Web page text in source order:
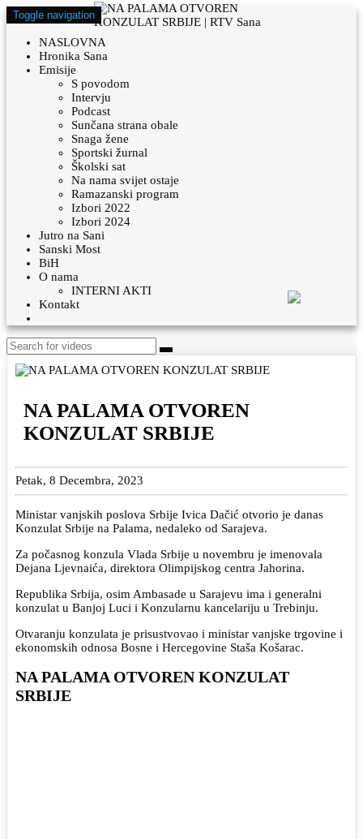
Toggle navigation
NASLOVNA
Hronika Sana
Emisije
S povodom
Intervju
Podcast
Sunčana strana obale
Snaga žene
Sportski žurnal
Školski sat
Na nama svijet ostaje
Ramazanski program
Izbori 2022
Izbori 2024
Jutro na Sani
Sanski Most
BiH
O nama
INTERNI AKTI
Kontakt
NA PALAMA OTVOREN
KONZULAT SRBIJE
Petak, 8 Decembra, 2023
Ministar vanjskih poslova Srbije Ivica Dačić otvorio je danas
Konzulat Srbije na Palama, nedaleko od Sarajeva.
Za počasnog konzula Vlada Srbije u novembru je imenovala
Dejana Ljevnaića, direktora Olimpijskog centra Jahorina.
Republika Srbija, osim Ambasade u Sarajevu ima i generalni
konzulat u Banjoj Luci i Konzularnu kancelariju u Trebinju.
Otvaranju konzulata je prisustvovao i ministar vanjske trgovine i
ekonomskih odnosa Bosne i Hercegovine Staša Košarac.
NA PALAMA OTVOREN KONZULAT
SRBIJE